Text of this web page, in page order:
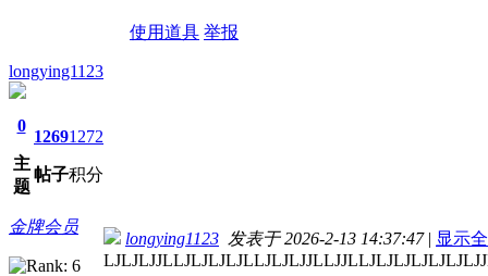
使用道具 举报
longying1123
0
主
题
1269
帖子
1272
积分
金牌会员
longying1123 发表于 2026-2-13 14:37:47 | 显示